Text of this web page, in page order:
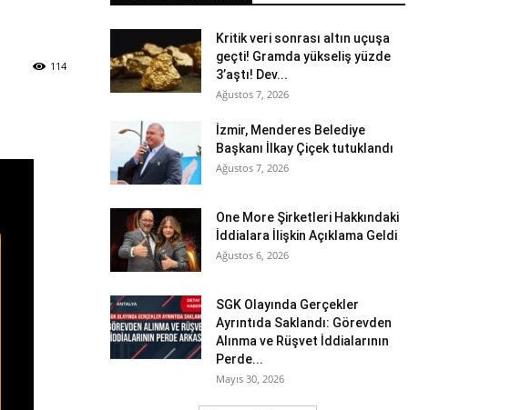
114
Kritik veri sonrası altın uçuşa
geçti! Gramda yükseliş yüzde
3’aştı! Dev...
Ağustos 7, 2026
İzmir, Menderes Belediye
Başkanı İlkay Çiçek tutuklandı
Ağustos 7, 2026
One More Şirketleri Hakkındaki
İddialara İlişkin Açıklama Geldi
Ağustos 6, 2026
SGK Olayında Gerçekler
Ayrıntıda Saklandı: Görevden
Alınma ve Rüşvet İddialarının
Perde...
Mayıs 30, 2026